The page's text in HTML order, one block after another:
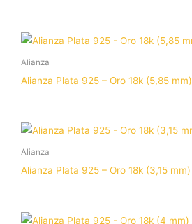
Alianza
Alianza Plata 925 – Oro 18k (5,85 mm)
Alianza
Alianza Plata 925 – Oro 18k (3,15 mm)